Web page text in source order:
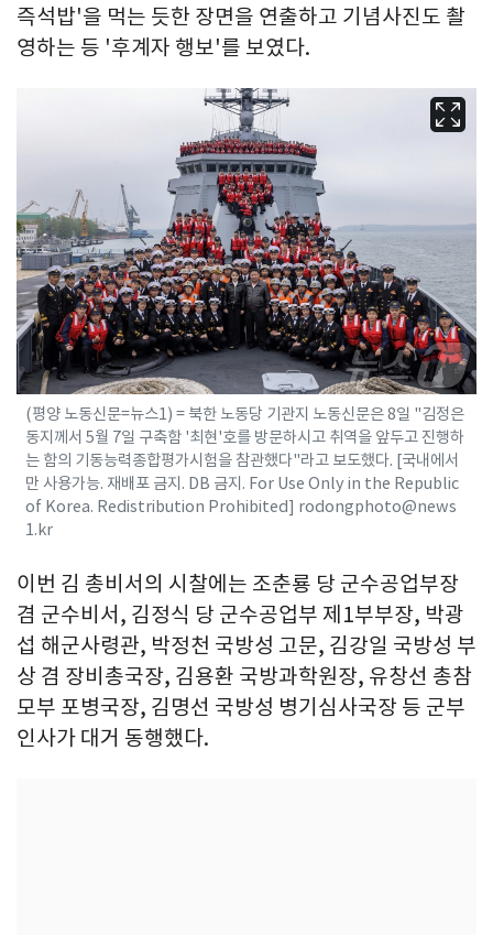
즉석밥'을 먹는 듯한 장면을 연출하고 기념사진도 촬
영하는 등 '후계자 행보'를 보였다.
(평양 노동신문=뉴스1) = 북한 노동당 기관지 노동신문은 8일 "김정은
동지께서 5월 7일 구축함 '최현'호를 방문하시고 취역을 앞두고 진행하
는 함의 기동능력종합평가시험을 참관했다"라고 보도했다. [국내에서
만 사용가능. 재배포 금지. DB 금지. For Use Only in the Republic
of Korea. Redistribution Prohibited] rodongphoto@news
1.kr
이번 김 총비서의 시찰에는 조춘룡 당 군수공업부장
겸 군수비서, 김정식 당 군수공업부 제1부부장, 박광
섭 해군사령관, 박정천 국방성 고문, 김강일 국방성 부
상 겸 장비총국장, 김용환 국방과학원장, 유창선 총참
모부 포병국장, 김명선 국방성 병기심사국장 등 군부
인사가 대거 동행했다.